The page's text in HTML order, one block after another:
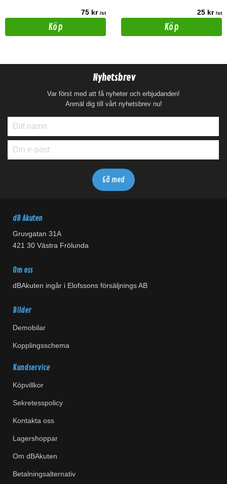
75 kr /st
Köp
25 kr /st
Köp
Nyhetsbrev
Var först med att få nyheter och erbjudanden!
Anmäl dig till vårt nyhetsbrev nu!
dB Akuten
Gruvgatan 31A
421 30 Västra Frölunda
Om oss
dBAkuten ingår i Elofssons försäljnings AB
Bilder
Demobilar
Kopplingsschema
Kundservice
Köpvillkor
Sekretesspolicy
Kontakta oss
Lagershoppar
Om dBAkuten
Betalningsalternativ